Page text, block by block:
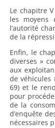
Le chapitre
les moyens
l’autorité
de la
Enfin, le
diverses »
aux
de véhicules
69) et le
pour
de la
d’enquête
nécessaires